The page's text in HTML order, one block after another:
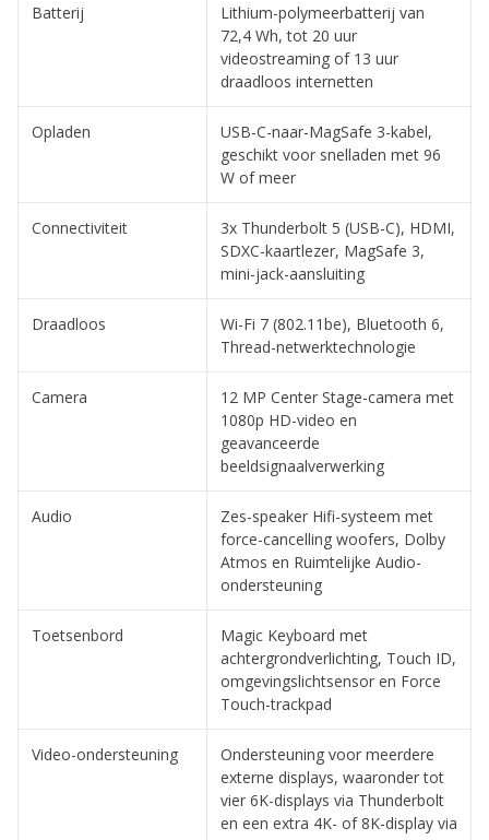
Batterij
Lithium-polymeerbatterij van
72,4 Wh, tot 20 uur
videostreaming of 13 uur
draadloos internetten
Opladen
USB-C-naar-MagSafe 3-kabel,
geschikt voor snelladen met 96
W of meer
Connectiviteit
3x Thunderbolt 5 (USB-C), HDMI,
SDXC-kaartlezer, MagSafe 3,
mini-jack-aansluiting
Draadloos
Wi-Fi 7 (802.11be), Bluetooth 6,
Thread-netwerk­technologie
Camera
12 MP Center Stage-camera met
1080p HD-video en
geavanceerde
beeldsignaalverwerking
Audio
Zes-speaker Hifi-systeem met
force-cancelling woofers, Dolby
Atmos en Ruimtelijke Audio-
ondersteuning
Toetsenbord
Magic Keyboard met
achtergrondverlichting, Touch ID,
omgevingslichtsensor en Force
Touch-trackpad
Video-ondersteuning
Ondersteuning voor meerdere
externe displays, waaronder tot
vier 6K-displays via Thunderbolt
en een extra 4K- of 8K-display via